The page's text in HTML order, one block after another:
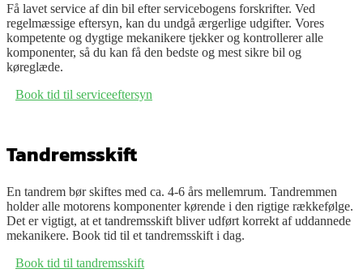
Få lavet service af din bil efter servicebogens forskrifter. Ved
regelmæssige eftersyn, kan du undgå ærgerlige udgifter. Vores
kompetente og dygtige mekanikere tjekker og kontrollerer alle
komponenter, så du kan få den bedste og mest sikre bil og
køreglæde.
Book tid til serviceeftersyn
Tandremsskift
En tandrem bør skiftes med ca. 4-6 års mellemrum. Tandremmen
holder alle motorens komponenter kørende i den rigtige rækkefølge.
Det er vigtigt, at et tandremsskift bliver udført korrekt af uddannede
mekanikere. Book tid til et tandremsskift i dag.
Book tid til tandremsskift
Guderup
Auto